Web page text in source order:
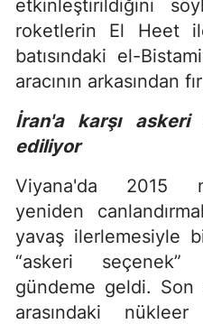
etkinleştirildiğini
roketlerin El Heet
batısındaki el-
aracının arkasından
İran'a karşı
ediliyor
Viyana'da 2015
yeniden
yavaş ilerlemesiyle
“askeri seçenek”
gündeme geldi. Son
arasındaki